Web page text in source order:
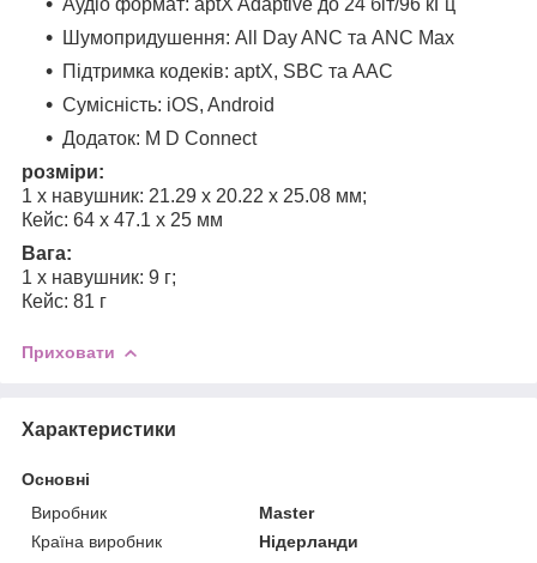
Шумопридушення: All Day ANC та ANC Max
Підтримка кодеків: aptX, SBC та AAC
Сумісність: iOS, Android
Додаток: M D Connect
розміри:
1 х навушник: 21.29 х 20.22 х 25.08 мм;
Кейс: 64 х 47.1 х 25 мм
Вага:
1 х навушник: 9 г;
Кейс: 81 г
Приховати
Характеристики
Основні
Виробник
Master
Країна виробник
Нідерланди